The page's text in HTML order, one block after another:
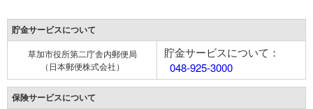
貯金サービスについて
草加市役所第二庁舎内郵便局
（日本郵便株式会社）
貯金サービスについて：
048-925-3000
保険サービスについて